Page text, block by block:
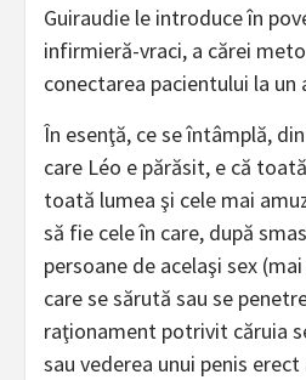
Guiraudie le introduce în
infirmieră-vraci, a cărei
conectarea pacientului la un
În esenţă, ce se întâmplă,
care Léo e părăsit, e că
toată lumea şi cele mai
să fie cele în care, după
persoane de acelaşi sex
care se sărută sau se
raţionament potrivit căruia
sau vederea unui penis